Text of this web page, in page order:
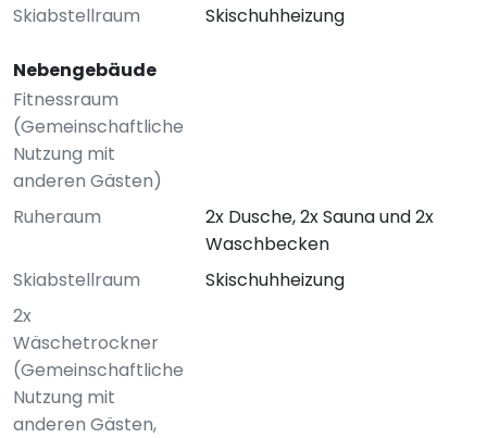
Skiabstellraum
Skischuhheizung
Nebengebäude
Fitnessraum
(Gemeinschaftliche
Nutzung mit
anderen Gästen)
Ruheraum
2x Dusche, 2x Sauna und 2x
Waschbecken
Skiabstellraum
Skischuhheizung
2x
Wäschetrockner
(Gemeinschaftliche
Nutzung mit
anderen Gästen,